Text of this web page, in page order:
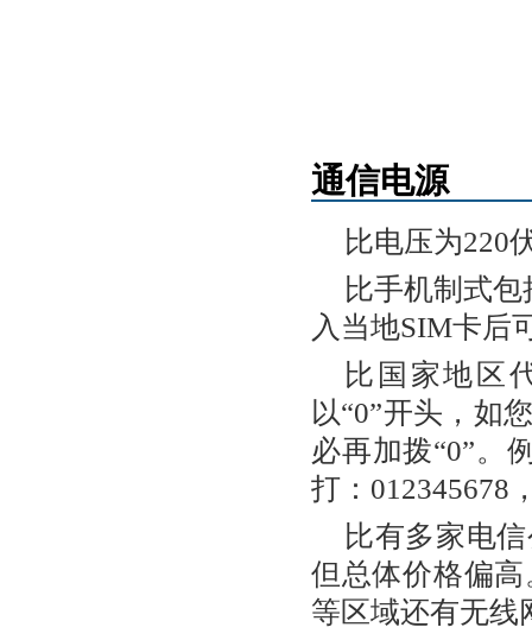
通信电源
比电压为220
比手机制式
入当地SIM卡后
比国家地区
以“0”开头，如
必再加拨“0”。
打：012345678
比有多家电
但总体价格偏
等区域还有无线